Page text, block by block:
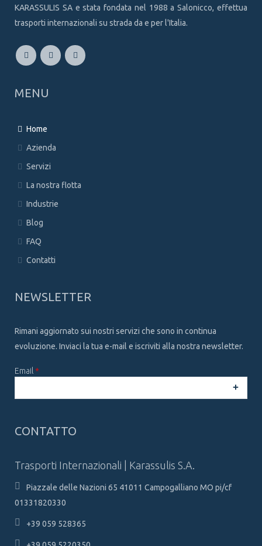
KARASSULIS SA e stata fondata nel 1988 a Salonicco, effettua
trasporti internazionali su strada da e per l'Italia.
MENU
Home
Azienda
Servizi
La nostra flotta
Industrie
Blog
FAQ
Contatti
NEWSLETTER
Rimani aggiornato sui nostri servizi che sono in continua
evoluzione. Inviaci la tua e-mail e iscriviti alla nostra newsletter.
Email*
question is
not you are a
visitor and to
prevent
spam
CONTATTO
Trasporti Internazionali | Karassulis S.A.
Piazzale delle Nazioni 65 41011 Campogalliano MO pi/cf
01331820330
+39 059 528365